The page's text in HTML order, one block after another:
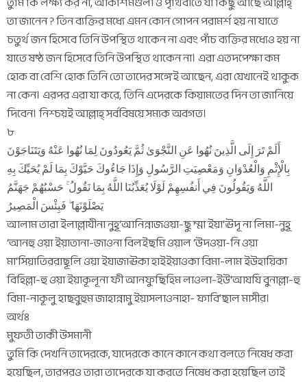
তা জানেন ? তিন ব্যক্তির মধ্যে এমন কোন গোপন পরামর্শ হয় না যাতে
চতুর্থ জন হিসেবে তিনি উপস্থিত থাকেন না এবং পাঁচ ব্যক্তির মধ্যেও হয় না
যাতে ষষ্ঠ জন হিসেবে তিনি উপস্থিত থাকেন না। এরা এতদপেক্ষা কম
হোক বা বেশি হোক তিনি তো তাদের সঙ্গেই আছেন, এরা যেখানেই থাকুক
না কেন। এরপর এরা যা করে, তিনি এদেরকে কিয়ামতের দিন তা জানিয়ে
দিবেন। নিশ্চয়ই আল্লাহ্ সর্ববিষয়ে সম্যক অবগত।
৮
أَلَمْ تَرَ إِلَى الَّذِينَ نُهُوا عَنِ النَّجْوَىٰ ثُمَّ يَعُودُونَ لِمَا نُهُوا عَنْهُ وَيَتَنَاجَوْنَ
بِالْإِثْمِ وَالْعُدْوَانِ وَمَعْصِيَتِ الرَّسُولِ وَإِذَا جَاءُوكَ حَيَّوْكَ بِمَا لَمْ يُحَيِّكَ بِهِ
اللَّهُ وَيَقُولُونَ فِي أَنفُسِهِمْ لَوْلَا يُعَذِّبُنَا اللَّهُ بِمَا نَقُولُ ۚ حَسْبُهُمْ جَهَنَّمُ
يَصْلَوْنَهَا ۖ فَبِئْسَ الْمَصِيرُ
আলাম তারা ইলাল্লাযীনা নুহূ‘আনিন্নাজওয়া-ছু ম্মা ইয়া‘ঊদূ না লিমা-নুহূ
‘আনহু ওয়া ইয়াতানা-জাওনা বিলইছমি ওয়াল ‘উদওয়া-নি ওয়া
মা‘সিয়াতিররাছূলি ওয়া ইযাজাঊকা হাইইয়াওকা বিমা-লাম ইউহায়িকা
বিহিল্লা-হু ওয়া ইয়াকূলূনা ফী আনফুছিহিম লাওলা-ইউ‘আযযি বুনাল্লা-হু
বিমা-নাকূলু হাছবুহুম জাহান্নামু ইয়াসলাওনাহা- ফাবি’ছাল মাসীর।
অর্থঃ
মুফতী তাকী উসমানী
তুমি কি দেখনি তাদেরকে, যাদেরকে কানে কানে কথা বলতে নিষেধ করা
হয়েছিল, তারপরও তারা তাদেরকে যা করতে নিষেধ করা হয়েছিল তাই